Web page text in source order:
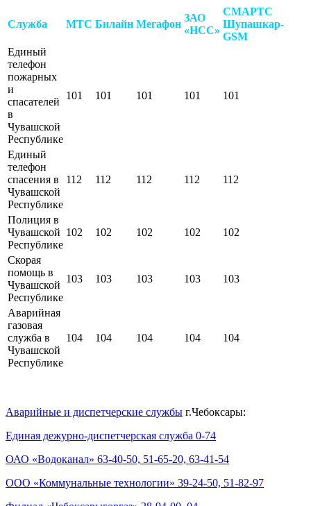
Служба МТС Билайн Мегафон
ЗАО
«НСС»
СМАРТС
Шупашкар-
GSM
Единый
телефон
пожарных
и
спасателей
в
Чувашской
Республике
101 101 101 101 101
Единый
телефон
спасения в
Чувашской
Республике
112 112 112 112 112
Полиция в
Чувашской
Республике
102 102 102 102 102
Скорая
помощь в
Чувашской
Республике
103 103 103 103 103
Аварийная
газовая
служба в
Чувашской
Республике
104 104 104 104 104
Аварийные и диспетчерские службы г.Чебоксары:
Единая дежурно-диспетчерская служба 0-74
ОАО «Водоканал» 63-40-50, 51-65-20, 63-41-54
ООО «Коммунальные технологии» 39-24-50, 51-82-97